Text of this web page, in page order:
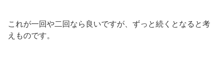
これが一回や二回なら良いですが、ずっと続くとなると考
えものです。